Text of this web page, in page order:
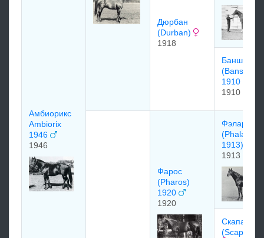
Амбиорикс
Ambiorix
1946
1946
Дюрбан
(Durban)
1918
Банши
(Banshee)
1910
1910
Фарос
(Pharos)
1920
1920
Фэларис
(Phalaris
1913)
1913
Cкaпa
(Scapa